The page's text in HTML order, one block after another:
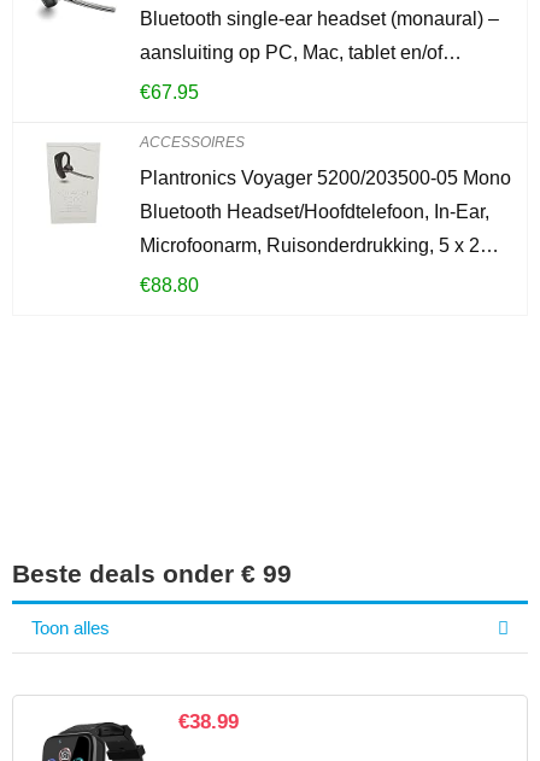
Bluetooth single-ear headset (monaural) –
aansluiting op PC, Mac, tablet en/of…
€67.95
ACCESSOIRES
Plantronics Voyager 5200/203500-05 Mono
Bluetooth Headset/Hoofdtelefoon, In-Ear,
Microfoonarm, Ruisonderdrukking, 5 x 2…
€88.80
Beste deals onder € 99
Toon alles
€38.99